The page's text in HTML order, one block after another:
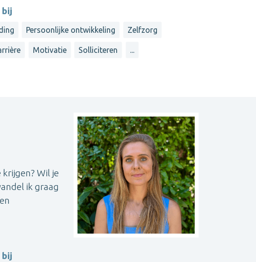
Persoonlijke ontwikkeling Zelfzorg
Motivatie Solliciteren ...
Wil je
ik graag